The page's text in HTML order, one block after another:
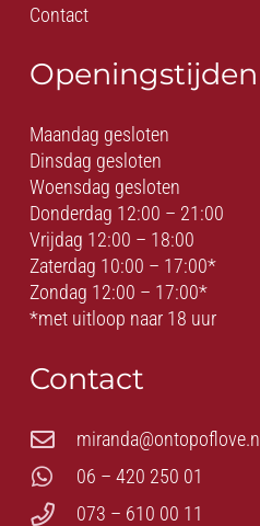
Contact
Openingstijden
Maandag gesloten
Dinsdag gesloten
Woensdag gesloten
Donderdag 12:00 – 21:00
Vrijdag 12:00 – 18:00
Zaterdag 10:00 – 17:00*
Zondag 12:00 – 17:00*
*met uitloop naar 18 uur
Contact
miranda@ontopoflove.nl
06 – 420 250 01
073 – 610 00 11